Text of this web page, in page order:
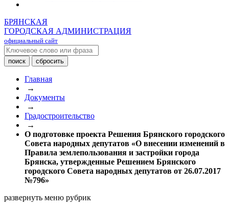
БРЯНСКАЯ
ГОРОДСКАЯ АДМИНИСТРАЦИЯ
официальный сайт
Главная
→
Документы
→
Градостроительство
→
О подготовке проекта Решения Брянского городского
Совета народных депутатов «О внесении изменений в
Правила землепользования и застройки города
Брянска, утвержденные Решением Брянского
городского Совета народных депутатов от 26.07.2017
№796»
развернуть меню рубрик